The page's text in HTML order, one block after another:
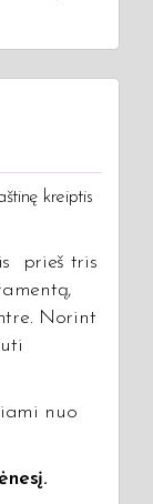
kreiptis
prieš tris
Norint
nuo